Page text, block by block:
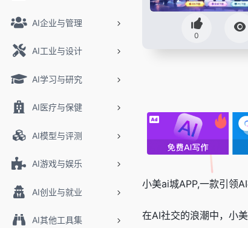
AI企业与管理
AI工业与设计
AI学习与研究
AI医疗与保健
AI模型与评测
AI游戏与娱乐
AI创业与就业
AI其他工具集
0
小美ai城APP,一款引领
在AI社交的浪潮中，小